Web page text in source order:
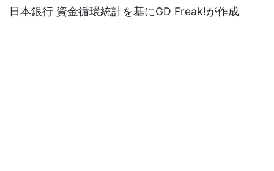
日本銀行 資金循環統計を基にGD Freak!が作成